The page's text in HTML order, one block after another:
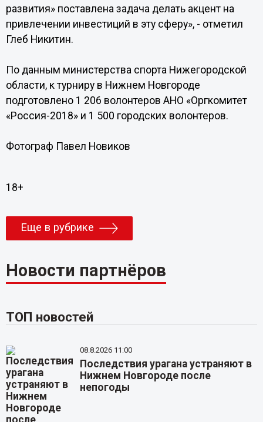
развития» поставлена задача делать акцент на
привлечении инвестиций в эту сферу», - отметил
Глеб Никитин.
По данным министерства спорта Нижегородской
области, к турниру в Нижнем Новгороде
подготовлено 1 206 волонтеров АНО «Оргкомитет
«Россия-2018» и 1 500 городских волонтеров.
Фотограф Павел Новиков
18+
Еще в рубрике
Новости партнёров
ТОП новостей
08.8.2026 11:00
Последствия урагана устраняют в
Нижнем Новгороде после
непогоды